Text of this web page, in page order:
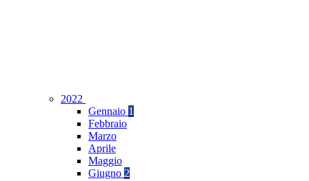
2022
Gennaio 1
Febbraio
Marzo
Aprile
Maggio
Giugno 2